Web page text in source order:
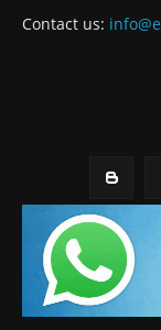
Contact us: